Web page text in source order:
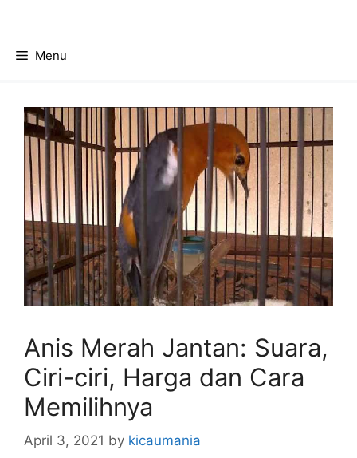
contentMenu
Anis Merah Jantan: Suara,
Ciri-ciri, Harga dan Cara
Memilihnya
April 3, 2021 by kicaumania